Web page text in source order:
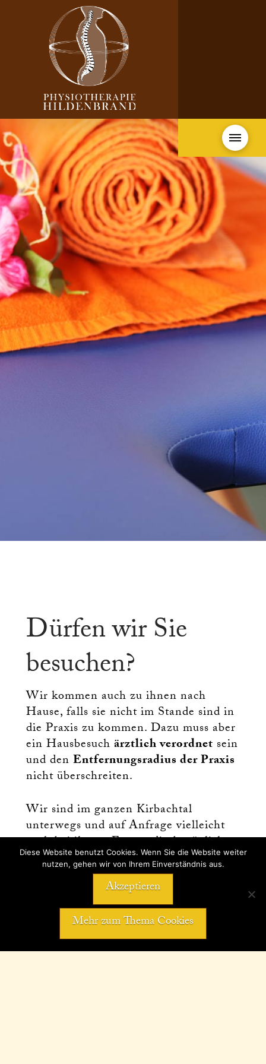
Dürfen wir Sie
besuchen?
Wir kommen auch zu ihnen nach
Hause, falls sie nicht im Stande sind in
die Praxis zu kommen. Dazu muss aber
ein Hausbesuchärztlich verordnet sein
und denEntfernungsradius der Praxis
nicht überschreiten.
Wir sind im ganzen Kirbachtal
unterwegs und auf Anfrage vielleicht
auch bei ihnen. Fragen diesbezüglich
klären wir gerne telefonisch.
TELEFON: 07147/32 04
Diese Website benutzt Cookies. Wenn Sie die Website weiter
nutzen, gehen wir von Ihrem Einverständnis aus.
Akzeptieren
Mehr zum Thema Cookies